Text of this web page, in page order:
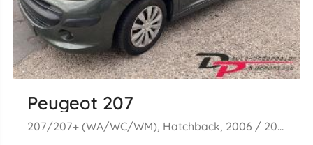
Peugeot 207
207/207+ (WA/WC/WM), Hatchback, 2006 / 2015 1.4 16V VTi